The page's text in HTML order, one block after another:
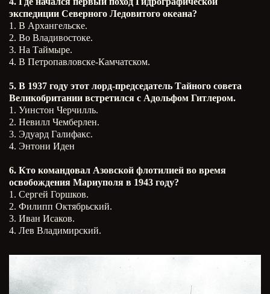
экспедиции Северного Ледовитого океана?
1. В Архангельске.
2. Во Владивостоке.
3. На Таймыре.
4. В Петропавловске-Камчатском.
5. В 1937 году этот лорд-председатель Тайного совета
Великобритании встретился с Адольфом Гитлером.
1. Уинстон Черчилль.
2. Невилл Чемберлен.
3. Эдуард Галифакс.
4. Энтони Иден
6. Кто командовал Азовской флотилией во время
освобождения Мариуполя в 1943 году?
1. Сергей Горшков.
2. Филипп Октябрьский.
3. Иван Исаков.
4. Лев Владимирский.